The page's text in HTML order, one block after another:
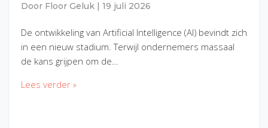
Door Floor Geluk 19 juli 2026
De ontwikkeling van Artificial Intelligence (AI) bevindt zich
in een nieuw stadium. Terwijl ondernemers massaal
de kans grijpen om de…
Lees verder »